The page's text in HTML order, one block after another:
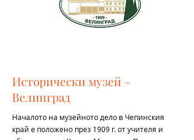
Исторически музей –
Велинград
Началото на музейното дело в Чепинския
край е положено през 1909 г. от учителя и